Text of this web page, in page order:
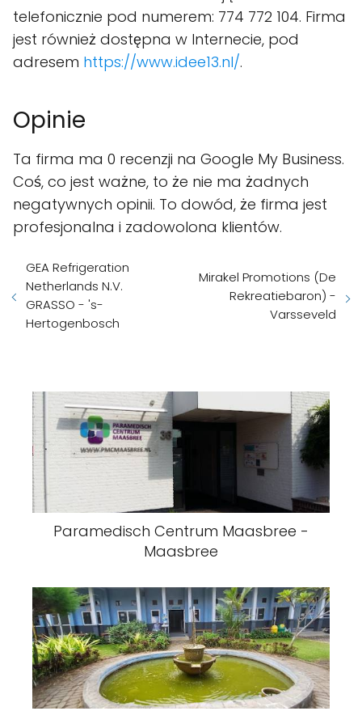
telefonicznie pod numerem: 774 772 104. Firma
jest również dostępna w Internecie, pod
adresem https://www.idee13.nl/.
Opinie
Ta firma ma 0 recenzji na Google My Business.
Coś, co jest ważne, to że nie ma żadnych
negatywnych opinii. To dowód, że firma jest
profesjonalna i zadowolona klientów.
GEA Refrigeration
Netherlands N.V.
GRASSO - 's-
Hertogenbosch
Mirakel Promotions (De
Rekreatiebaron) -
Varsseveld
Paramedisch Centrum Maasbree -
Maasbree